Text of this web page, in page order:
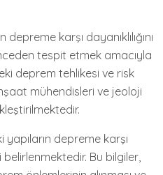
karşı dayanıklılığını
tespit etmek amacıyla
deprem tehlikesi ve risk
mühendisleri ve jeoloji
depreme karşı
belirlenmektedir. Bu bilgiler,